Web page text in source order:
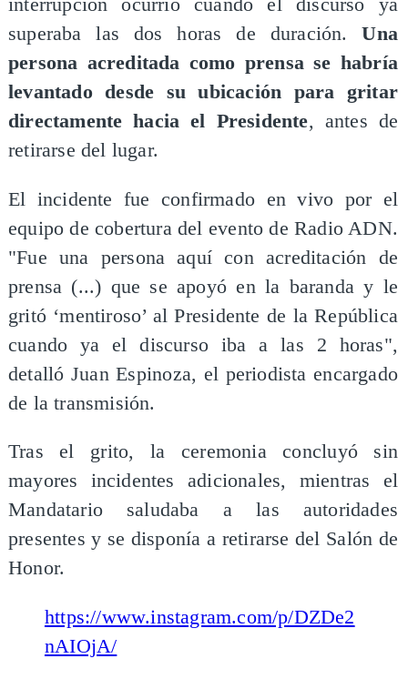
interrupción ocurrió cuando el discurso ya
superaba las dos horas de duración.Una
persona acreditada como prensa se habría
levantado desde su ubicación para gritar
directamente hacia el Presidente, antes de
retirarse del lugar.
El incidente fue confirmado en vivo por el
equipo de cobertura del evento de Radio ADN.
"Fue una persona aquí con acreditación de
prensa (...) que se apoyó en la baranda y le
gritó ‘mentiroso’ al Presidente de la República
cuando ya el discurso iba a las 2 horas",
detalló Juan Espinoza, el periodista encargado
de la transmisión.
Tras el grito, la ceremonia concluyó sin
mayores incidentes adicionales, mientras el
Mandatario saludaba a las autoridades
presentes y se disponía a retirarse del Salón de
Honor.
https://www.instagram.com/p/DZDe2
nAIOjA/